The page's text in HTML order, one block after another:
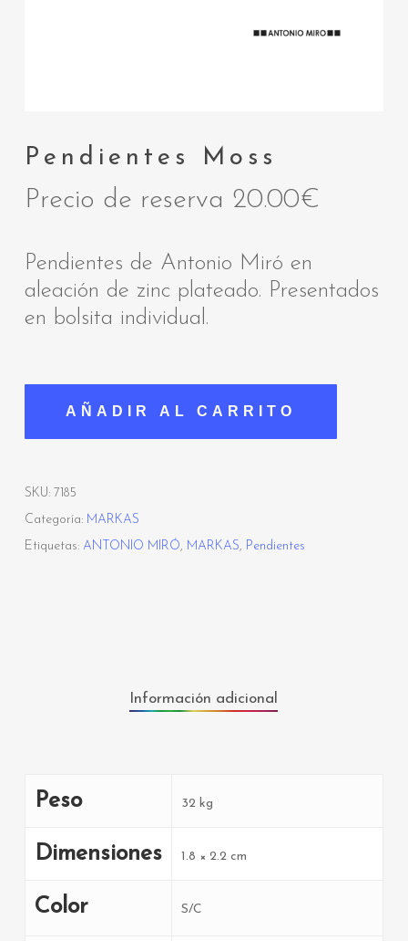
Pendientes Moss
Precio de reserva 20.00€
Pendientes de Antonio Miró en
aleación de zinc plateado. Presentados
en bolsita individual.
AÑADIR AL CARRITO
SKU: 7185
Categoría: MARKAS
Etiquetas: ANTONIO MIRÓ, MARKAS, Pendientes
Información adicional
Peso 32 kg
Dimensiones 1.8 × 2.2 cm
Color S/C